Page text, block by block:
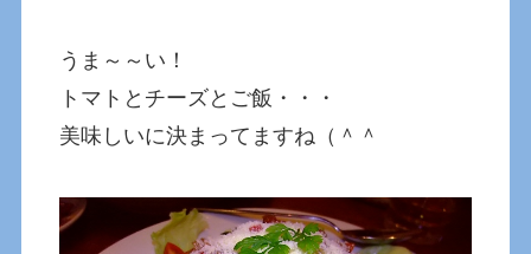
うま～～い！
トマトとチーズとご飯・・・
美味しいに決まってますね（＾＾